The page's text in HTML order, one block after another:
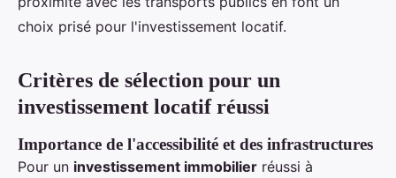
choix prisé pour l'investissement locatif.
Critères de sélection pour un
investissement locatif réussi
Importance de l'accessibilité et des infrastructures
Pour un investissement immobilier réussi à